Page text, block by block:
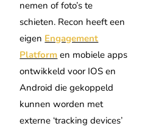
nemen of foto’s te
schieten. Recon heeft een
eigen Engagement
Platform en mobiele apps
ontwikkeld voor IOS en
Android die gekoppeld
kunnen worden met
externe ‘tracking devices’